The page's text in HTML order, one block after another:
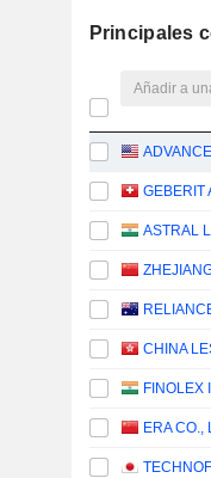
Principales
Añadir a
GEBERIT
ASTRAL
FINOLEX
ERA CO.,